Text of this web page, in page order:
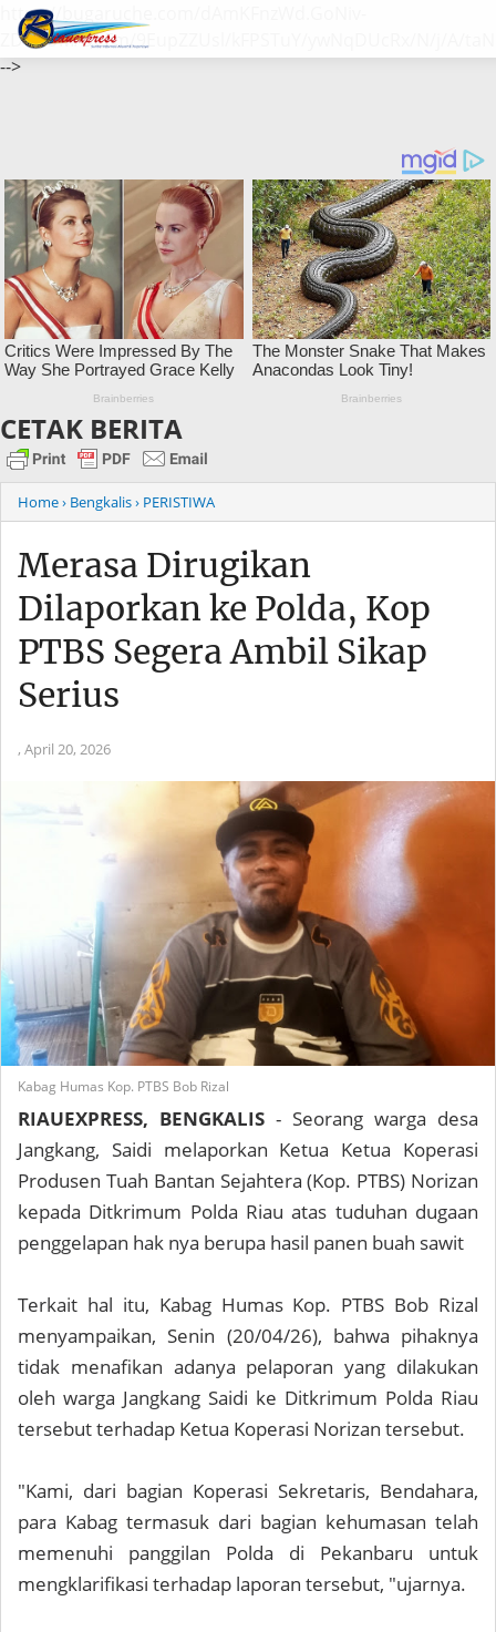
https://bugaruche.com/dAmKFnzWd.GoNiv-
ZDGvUM/DeFm/9EupZZUsl/kFPSTuY/ywNqDUcRx/N/j/A/
-->
CETAK BERITA
Home› Bengkalis› PERISTIWA
Merasa Dirugikan
Dilaporkan ke Polda, Kop
PTBS Segera Ambil Sikap
Serius
, April 20, 2026
Kabag Humas Kop. PTBS Bob Rizal
RIAUEXPRESS, BENGKALIS - Seorang warga desa
Jangkang, Saidi melaporkan Ketua Ketua Koperasi
Produsen Tuah Bantan Sejahtera (Kop. PTBS) Norizan
kepada Ditkrimum Polda Riau atas tuduhan dugaan
penggelapan hak nya berupa hasil panen buah sawit
Terkait hal itu, Kabag Humas Kop. PTBS Bob Rizal
menyampaikan, Senin (20/04/26), bahwa pihaknya
tidak menafikan adanya pelaporan yang dilakukan
oleh warga Jangkang Saidi ke Ditkrimum Polda Riau
tersebut terhadap Ketua Koperasi Norizan tersebut.
"Kami, dari bagian Koperasi Sekretaris, Bendahara,
para Kabag termasuk dari bagian kehumasan telah
memenuhi panggilan Polda di Pekanbaru untuk
mengklarifikasi terhadap laporan tersebut, "ujarnya.